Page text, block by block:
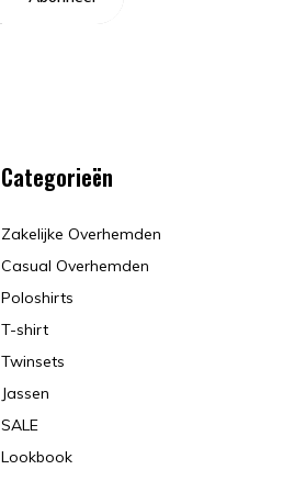
Categorieën
Zakelijke Overhemden
Casual Overhemden
Poloshirts
T-shirt
Twinsets
Jassen
SALE
Lookbook